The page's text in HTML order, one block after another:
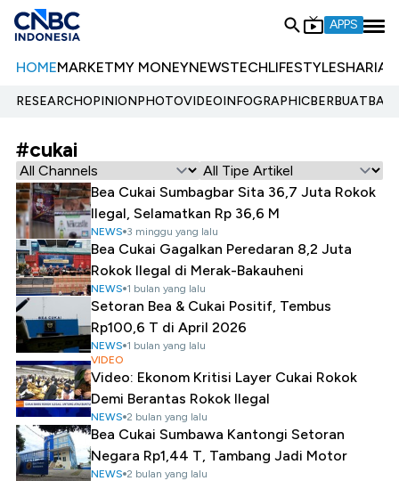
APPS
HOMEMARKETMY MONEYNEWSTECHLIFESTYLESHARIA
RESEARCHOPINIONPHOTOVIDEOINFOGRAPHIC
#cukai
Bea Cukai Sumbagbar Sita 36,7 Juta Rokok
Ilegal, Selamatkan Rp 36,6 M
NEWS 3 minggu yang lalu
Bea Cukai Gagalkan Peredaran 8,2 Juta
Rokok Ilegal di Merak-Bakauheni
NEWS 1 bulan yang lalu
Setoran Bea & Cukai Positif, Tembus
Rp100,6 T di April 2026
NEWS 1 bulan yang lalu
VIDEO
Video: Ekonom Kritisi Layer Cukai Rokok
Demi Berantas Rokok Ilegal
NEWS 2 bulan yang lalu
Bea Cukai Sumbawa Kantongi Setoran
Negara Rp1,44 T, Tambang Jadi Motor
NEWS 2 bulan yang lalu